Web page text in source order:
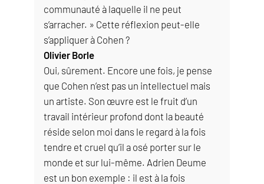
communauté à laquelle il ne peut
s’arracher. » Cette réflexion peut-elle
s’appliquer à Cohen ?
Olivier Borle
Oui, sûrement. Encore une fois, je pense
que Cohen n’est pas un intellectuel mais
un artiste. Son œuvre est le fruit d’un
travail intérieur profond dont la beauté
réside selon moi dans le regard à la fois
tendre et cruel qu’il a osé porter sur le
monde et sur lui-même. Adrien Deume
est un bon exemple : il est à la fois